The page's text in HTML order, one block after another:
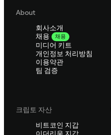
About
회사소개
채용
채용
미디어 키트
개인정보 처리방침
이용약관
팀 검증
크립토 자산
비트코인 지갑
이더리움 지갑